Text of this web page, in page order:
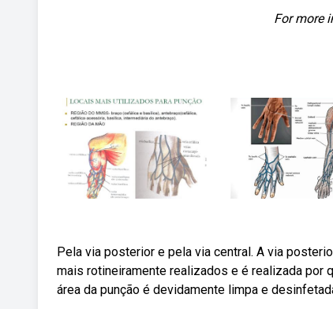
For more
Pela via posterior e pela via central. A via
mais rotineiramente realizados e é realizada por
área da punção é devidamente limpa e